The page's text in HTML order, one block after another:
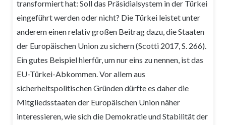
transformiert hat: Soll das Präsidialsystem in der Türkei
eingeführt werden oder nicht? Die Türkei leistet unter
anderem einen relativ großen Beitrag dazu, die Staaten
der Europäischen Union zu sichern (Scotti 2017, S. 266).
Ein gutes Beispiel hierfür, um nur eins zu nennen, ist das
EU-Türkei-Abkommen. Vor allem aus
sicherheitspolitischen Gründen dürfte es daher die
Mitgliedsstaaten der Europäischen Union näher
interessieren, wie sich die Demokratie und Stabilität der